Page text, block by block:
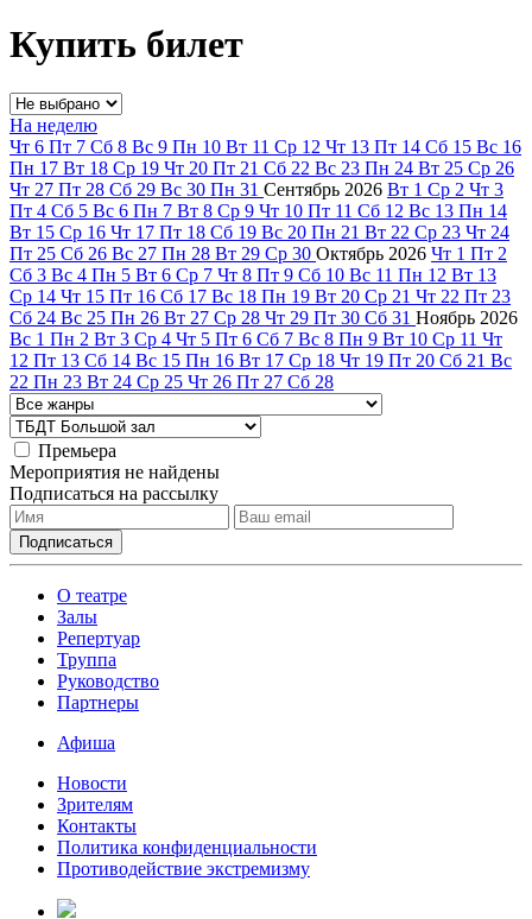
Купить билет
На неделю
Чт 6 Пт 7 Сб 8 Вс 9 Пн 10 Вт 11 Ср 12 Чт 13 Пт 14 Сб 15 Вс 16
Пн 17 Вт 18 Ср 19 Чт 20 Пт 21 Сб 22 Вс 23 Пн 24 Вт 25 Ср 26
Чт 27 Пт 28 Сб 29 Вс 30 Пн 31 Сентябрь 2026 Вт 1 Ср 2 Чт 3
Пт 4 Сб 5 Вс 6 Пн 7 Вт 8 Ср 9 Чт 10 Пт 11 Сб 12 Вс 13 Пн 14
Вт 15 Ср 16 Чт 17 Пт 18 Сб 19 Вс 20 Пн 21 Вт 22 Ср 23 Чт 24
Пт 25 Сб 26 Вс 27 Пн 28 Вт 29 Ср 30 Октябрь 2026 Чт 1 Пт 2
Сб 3 Вс 4 Пн 5 Вт 6 Ср 7 Чт 8 Пт 9 Сб 10 Вс 11 Пн 12 Вт 13
Ср 14 Чт 15 Пт 16 Сб 17 Вс 18 Пн 19 Вт 20 Ср 21 Чт 22 Пт 23
Сб 24 Вс 25 Пн 26 Вт 27 Ср 28 Чт 29 Пт 30 Сб 31 Ноябрь 2026
Вс 1 Пн 2 Вт 3 Ср 4 Чт 5 Пт 6 Сб 7 Вс 8 Пн 9 Вт 10 Ср 11 Чт
12 Пт 13 Сб 14 Вс 15 Пн 16 Вт 17 Ср 18 Чт 19 Пт 20 Сб 21 Вс
22 Пн 23 Вт 24 Ср 25 Чт 26 Пт 27 Сб 28
Премьера
Мероприятия не найдены
Подписаться на рассылку
О театре
Залы
Репертуар
Труппа
Руководство
Партнеры
Афиша
Новости
Зрителям
Контакты
Политика конфиденциальности
Противодействие экстремизму